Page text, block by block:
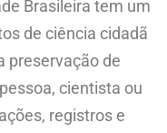
Brasileira tem um
de ciência cidadã
preservação de
cientista ou
registros e